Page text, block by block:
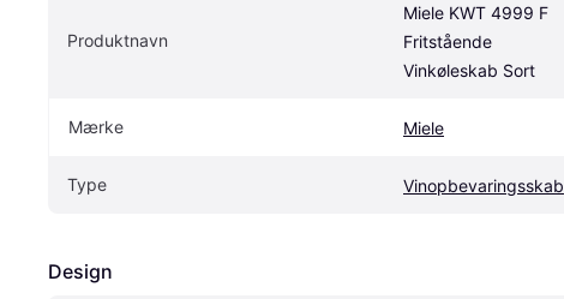
Produktnavn
Miele KWT 4999 F
Fritstående
Vinkøleskab Sort
Mærke Miele
Type Vinopbevaringsskab
Design